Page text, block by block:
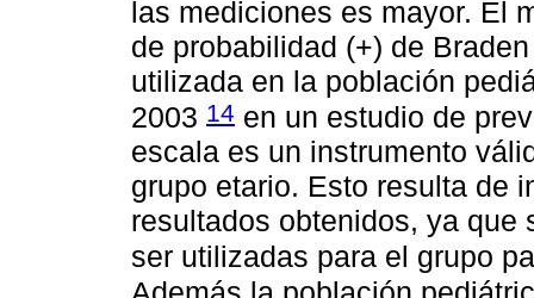
las mediciones es mayor. El
de probabilidad (+) de
utilizada en la población
2003 14 en un estudio de
escala es un instrumento
grupo etario. Esto resulta de
resultados obtenidos, ya
ser utilizadas para el grupo